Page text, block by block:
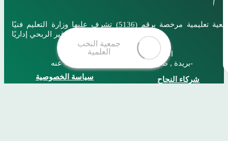
جمعية تعليمية مرخصة برقم (5136) تشرف عليها وزارة التعليم فنيًا
والمركز الوطني لتنمية القطاع غير الربحي إداريًا
المملكة العربية السعودية,القصيم
بريدة , طريق عثمان بن عفان -رضي الله عنه-
سياسة الخصوصية
شركاء النجاح